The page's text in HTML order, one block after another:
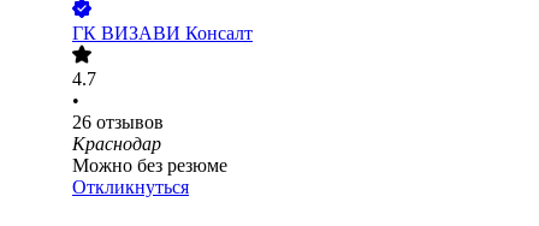
ГК ВИЗАВИ Консалт
4.7
•
26 отзывов
Краснодар
Можно без резюме
Откликнуться